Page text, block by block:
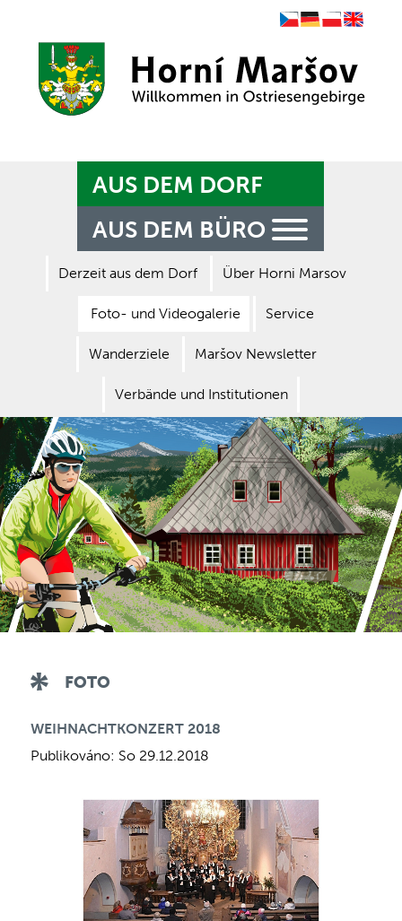
Zpět na titulní stranu
AUS DEM DORF
AUS DEM BÜRO
Derzeit aus dem Dorf Über Horni Marsov
Foto- und Videogalerie Service
Wanderziele Maršov Newsletter
Verbände und Institutionen
FOTO
WEIHNACHTKONZERT 2018
Publikováno: So 29.12.2018